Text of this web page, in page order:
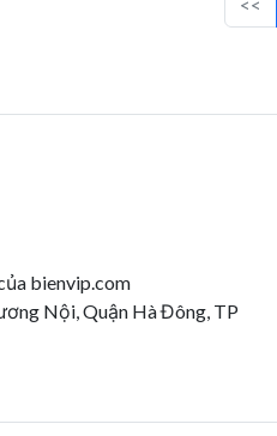
bienvip.com
Nội, Quận Hà Đông, TP